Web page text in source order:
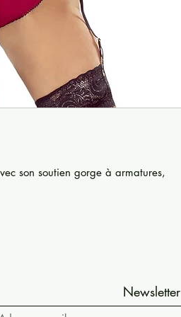
son soutien gorge à armatures,
Newsletter